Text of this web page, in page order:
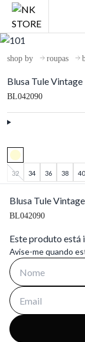
shop by roupas
Blusa Tule
BL042090
32 34 36 38 40
Blusa Tule
BL042090
Este produto está
Avise-me quando